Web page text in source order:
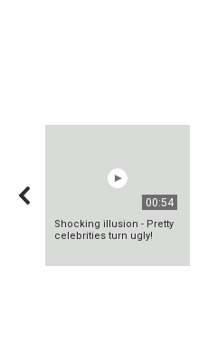
00:54
Shocking illusion - Pretty
celebrities turn ugly!